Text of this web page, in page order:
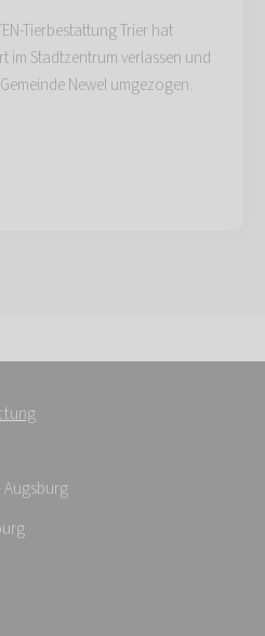
Tierbestattung Trier hat
im Stadtzentrum verlassen und
Newel umgezogen.
Augsburg